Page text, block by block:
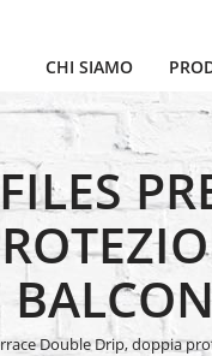
CHI SIAMO
Double Drip, doppia